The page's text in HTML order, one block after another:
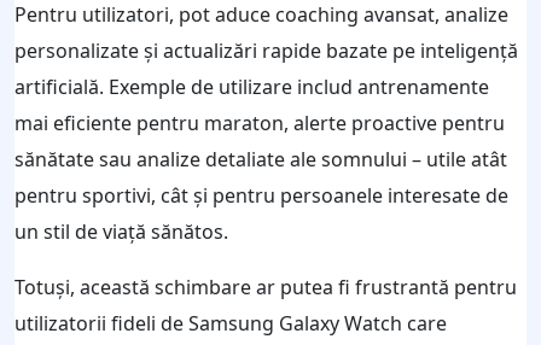
Pentru utilizatori, pot aduce coaching avansat, analize
personalizate și actualizări rapide bazate pe inteligență
artificială. Exemple de utilizare includ antrenamente
mai eficiente pentru maraton, alerte proactive pentru
sănătate sau analize detaliate ale somnului – utile atât
pentru sportivi, cât și pentru persoanele interesate de
un stil de viață sănătos.
Totuși, această schimbare ar putea fi frustrantă pentru
utilizatorii fideli de Samsung Galaxy Watch care